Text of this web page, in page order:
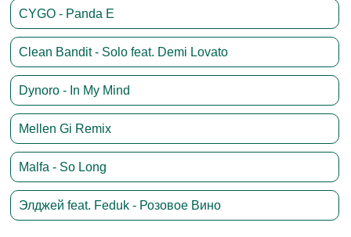
CYGO - Panda E
Clean Bandit - Solo feat. Demi Lovato
Dynoro - In My Mind
Mellen Gi Remix
Malfa - So Long
Элджей feat. Feduk - Розовое Вино